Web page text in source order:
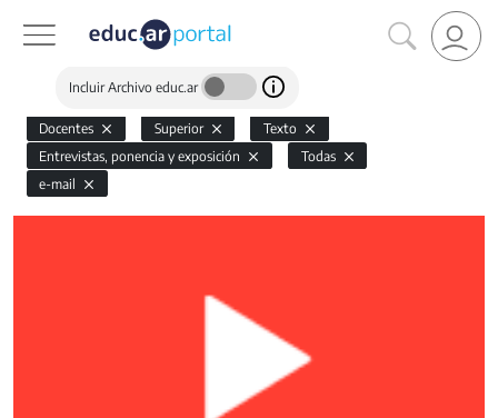
Incluir Archivo educ.ar
Docentes Superior
Texto
Entrevistas, ponencia y exposición
Todas
e-mail